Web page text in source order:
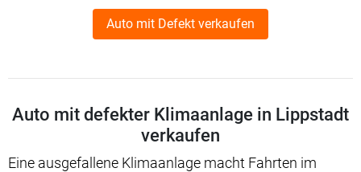
Auto mit Defekt verkaufen
Auto mit defekter Klimaanlage in Lippstadt
verkaufen
Eine ausgefallene Klimaanlage macht Fahrten im